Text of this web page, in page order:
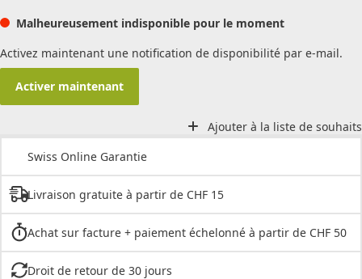
Malheureusement indisponible pour le moment
Activez maintenant une notification de disponibilité par e-mail.
Activer maintenant
Ajouter à la liste de souhaits
Swiss Online Garantie
Livraison gratuite à partir de CHF 15
Achat sur facture + paiement échelonné à partir de CHF 50
Droit de retour de 30 jours